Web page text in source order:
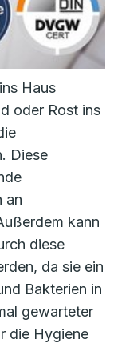
Haus
oder Rost ins
Diese
an
kann
diese
da sie ein
Bakterien in
gewarteter
die Hygiene